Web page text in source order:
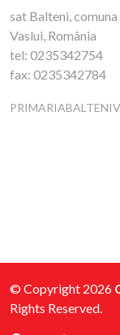
sat Balteni,
Vaslui, România
tel: 0235342754
fax: 0235342784
© Copyright 2026
Rights Reserved.